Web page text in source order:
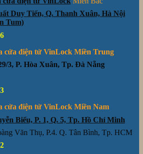
Duy Tiến, Q. Thanh Xuân, Hà Nội
Tum)
cửa điện tử VinLock Miền Trung
3, P. Hòa Xuân, Tp. Đà Nẵng
cửa điện tử VinLock Miền Nam
Biểu, P. 1, Q. 5, Tp. Hồ Chí Minh
Văn Thụ, P.4. Q. Tân Bình, Tp. HCM